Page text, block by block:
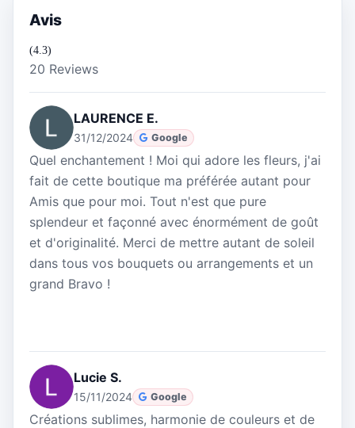
Avis
(4.3)
20 Reviews
LAURENCE E.
31/12/2024 Google
Quel enchantement ! Moi qui adore les fleurs, j'ai
fait de cette boutique ma préférée autant pour
Amis que pour moi. Tout n'est que pure
splendeur et façonné avec énormément de goût
et d'originalité. Merci de mettre autant de soleil
dans tous vos bouquets ou arrangements et un
grand Bravo !
Lucie S.
15/11/2024 Google
Créations sublimes, harmonie de couleurs et de